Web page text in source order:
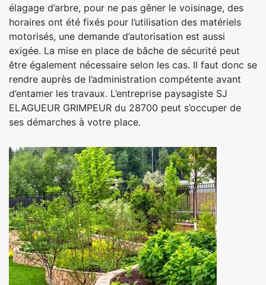
élagage d’arbre, pour ne pas gêner le voisinage, des
horaires ont été fixés pour l’utilisation des matériels
motorisés, une demande d’autorisation est aussi
exigée. La mise en place de bâche de sécurité peut
être également nécessaire selon les cas. Il faut donc se
rendre auprès de l’administration compétente avant
d’entamer les travaux. L’entreprise paysagiste SJ
ELAGUEUR GRIMPEUR du 28700 peut s’occuper de
ses démarches à votre place.